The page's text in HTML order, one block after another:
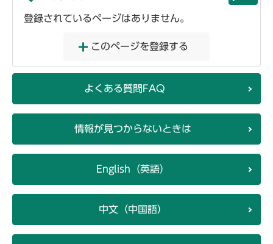
登録されているページはありません。
このページを登録する
よくある質問FAQ
情報が見つからないときは
English（英語）
中文（中国語）